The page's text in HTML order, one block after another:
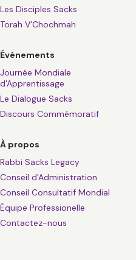
Les Disciples Sacks
Torah V’Chochmah
Événements
Journée Mondiale
d'Apprentissage
Le Dialogue Sacks
Discours Commémoratif
À propos
Rabbi Sacks Legacy
Conseil d'Administration
Conseil Consultatif Mondial
Équipe Professionelle
Contactez-nous